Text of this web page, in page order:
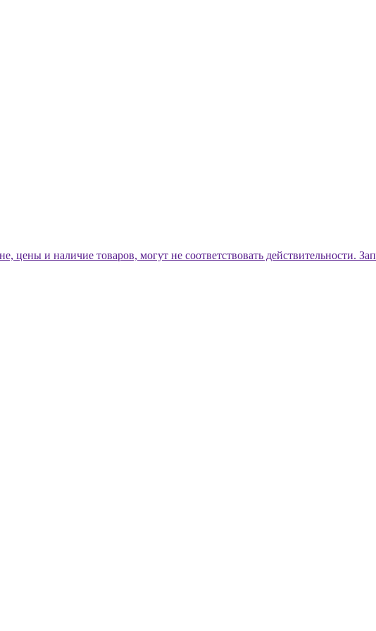
цены и наличие товаров, могут не соответствовать действительности.